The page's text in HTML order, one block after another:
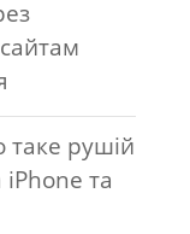
рушій
iPhone та